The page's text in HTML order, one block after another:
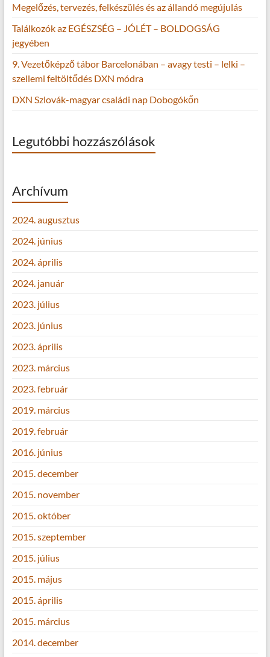
Megelőzés, tervezés, felkészülés és az állandó megújulás
Találkozók az EGÉSZSÉG – JÓLÉT – BOLDOGSÁG
jegyében
9. Vezetőképző tábor Barcelonában – avagy testi – lelki –
szellemi feltöltődés DXN módra
DXN Szlovák-magyar családi nap Dobogókőn
Legutóbbi hozzászólások
Archívum
2024. augusztus
2024. június
2024. április
2024. január
2023. július
2023. június
2023. április
2023. március
2023. február
2019. március
2019. február
2016. június
2015. december
2015. november
2015. október
2015. szeptember
2015. július
2015. május
2015. április
2015. március
2014. december